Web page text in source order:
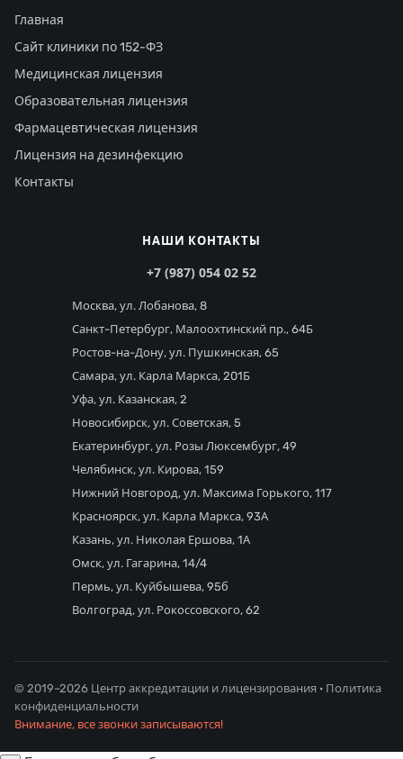
Главная
Сайт клиники по 152-ФЗ
Медицинская лицензия
Образовательная лицензия
Фармацевтическая лицензия
Лицензия на дезинфекцию
Контакты
НАШИ КОНТАКТЫ
+7 (987) 054 02 52
Москва, ул. Лобанова, 8
Санкт-Петербург, Малоохтинский пр., 64Б
Ростов-на-Дону, ул. Пушкинская, 65
Самара, ул. Карла Маркса, 201Б
Уфа, ул. Казанская, 2
Новосибирск, ул. Советская, 5
Екатеринбург, ул. Розы Люксембург, 49
Челябинск, ул. Кирова, 159
Нижний Новгород, ул. Максима Горького, 117
Красноярск, ул. Карла Маркса, 93А
Казань, ул. Николая Ершова, 1А
Омск, ул. Гагарина, 14/4
Пермь, ул. Куйбышева, 95б
Волгоград, ул. Рокоссовского, 62
© 2019–2026 Центр аккредитации и лицензирования · Политика
конфиденциальности
Внимание, все звонки записываются!